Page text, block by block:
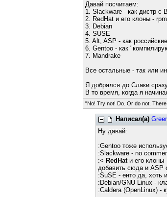
Давай посчитаем:
1. Slackware - как дистр с
2. RedHat и его клоны -
3. Debian
4. SUSE
5. Alt, ASP - как российские
6. Gentoo - как
7. Mandrake
Все остальные - так или
Я добрался до Слаки
В то время, когда я
"No! Try not! Do. Or do not.
Написал(а)
Ну давай:
:Gentoo тоже
:Slackware - no
:< RedHatи его клоны
добавить сюда и ASP
:SuSE - енто да, хоть
:Debian/GNU Linux -
:Caldera (OpenLinux) -